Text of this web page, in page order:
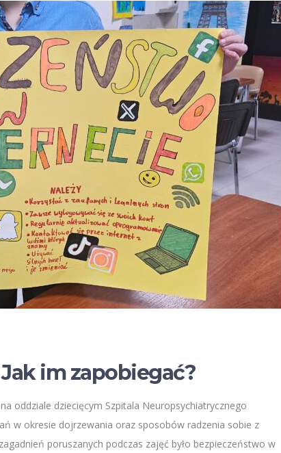
im zapobiegać?
oddziale dziecięcym Szpitala Neuropsychiatrycznego
w okresie dojrzewania oraz sposobów radzenia sobie z
poruszanych podczas zajęć było bezpieczeństwo w